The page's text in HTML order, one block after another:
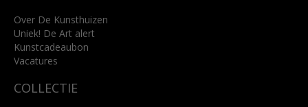
info@kunsthuisbreda.nl
Lees meer
Over De Kunsthuizen
Uniek! De Art alert
Kunstcadeaubon
Vacatures
COLLECTIE